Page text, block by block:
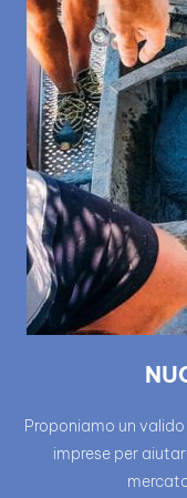
Proponiamo un
imprese per